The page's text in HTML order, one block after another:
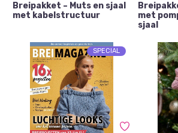
Breipakket – Muts en sjaal
met kabelstructuur
met
sjaal
SPECIAL